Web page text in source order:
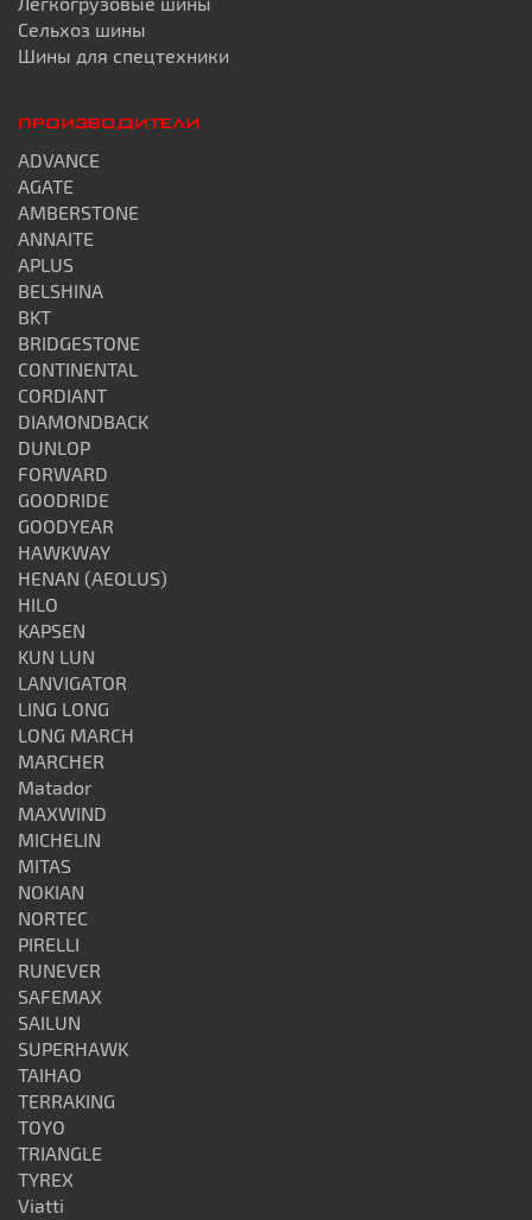
Сельхоз шины
Шины для спецтехники
ПРОИЗВОДИТЕЛИ
ADVANCE
AGATE
AMBERSTONE
ANNAITE
APLUS
BELSHINA
BKT
BRIDGESTONE
CONTINENTAL
CORDIANT
DIAMONDBACK
DUNLOP
FORWARD
GOODRIDE
GOODYEAR
HAWKWAY
HENAN (AEOLUS)
HILO
KAPSEN
KUN LUN
LANVIGATOR
LING LONG
LONG MARCH
MARCHER
Matador
MAXWIND
MICHELIN
MITAS
NOKIAN
NORTEC
PIRELLI
RUNEVER
SAFEMAX
SAILUN
SUPERHAWK
TAIHAO
TERRAKING
TOYO
TRIANGLE
TYREX
Viatti